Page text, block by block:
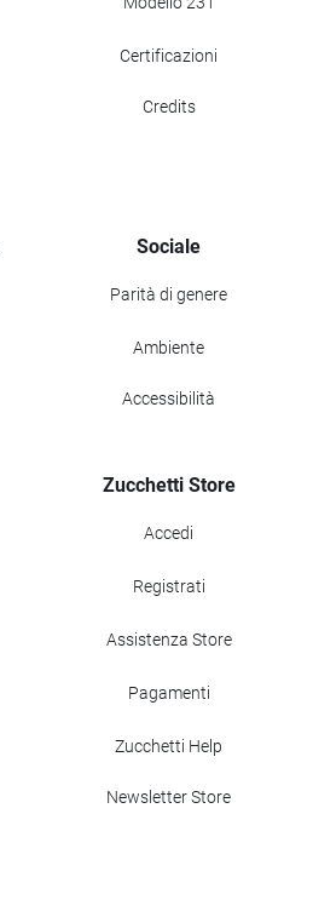
Certificazioni
Credits
Sociale
Parità di genere
Ambiente
Accessibilità
Zucchetti Store
Accedi
Registrati
Assistenza Store
Pagamenti
Zucchetti Help
Newsletter Store